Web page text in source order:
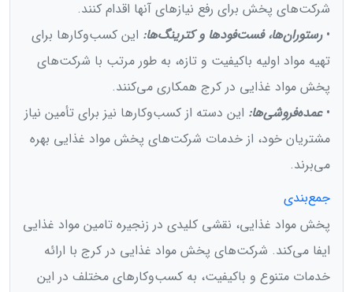
شرکت‌های پخش برای رفع نیازهای آنها اقدام کنند.
•رستوران‌ها، فست‌فودها و کترینگ‌ها: این کسب‌وکارها برای
تهیه مواد اولیه باکیفیت و تازه، به طور مرتب با شرکت‌های
پخش مواد غذایی در کرج همکاری می‌کنند.
•عمده‌فروشی‌ها: این دسته از کسب‌وکارها نیز برای تأمین نیاز
مشتریان خود، از خدمات شرکت‌های پخش مواد غذایی بهره
می‌برند.
جمع‌بندی
پخش مواد غذایی، نقشی کلیدی در زنجیره تامین مواد غذایی
ایفا می‌کند. شرکت‌های پخش مواد غذایی در کرج با ارائه
خدمات متنوع و باکیفیت، به کسب‌وکارهای مختلف در این